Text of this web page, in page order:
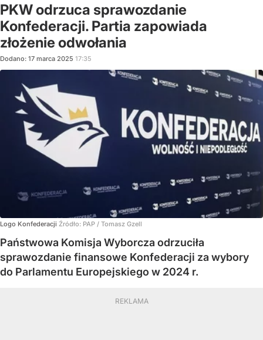
PKW odrzuca sprawozdanie
Konfederacji. Partia zapowiada
złożenie odwołania
Dodano: 17 marca 2025 17:35
Logo Konfederacji Źródło: PAP / Tomasz Gzell
Państwowa Komisja Wyborcza odrzuciła
sprawozdanie finansowe Konfederacji za wybory
do Parlamentu Europejskiego w 2024 r.